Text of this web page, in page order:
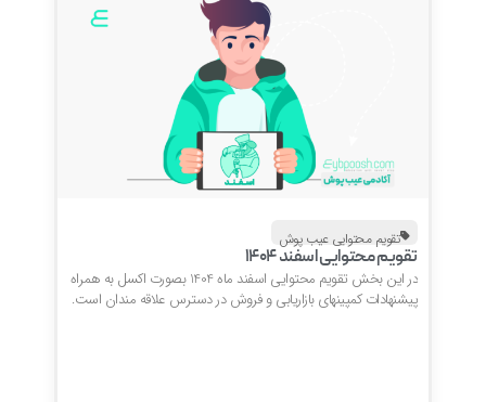
تقویم محتوایی عیب پوش
تقویم محتوایی اسفند 1404
در این بخش تقویم محتوایی اسفند ماه 1404 بصورت اکسل به همراه
پیشنهادات کمپینهای بازاریابی و فروش در دسترس علاقه مندان است.